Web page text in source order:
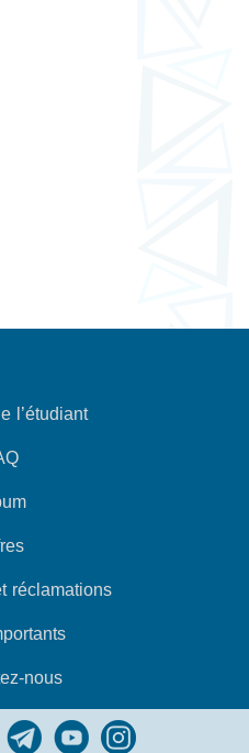
l’étudiant
réclamations
nous